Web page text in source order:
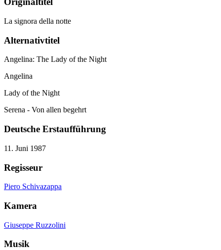
La signora della notte
Alternativtitel
Angelina: The Lady of the Night
Angelina
Lady of the Night
Serena - Von allen begehrt
Deutsche Erstaufführung
11. Juni 1987
Regisseur
Piero Schivazappa
Kamera
Giuseppe Ruzzolini
Musik